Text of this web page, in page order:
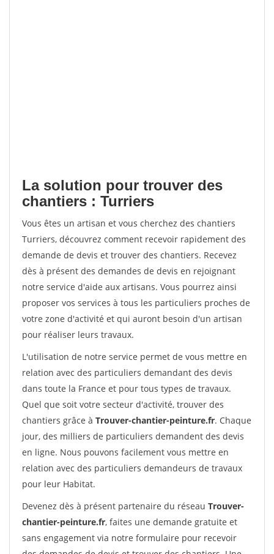
La solution pour trouver des
chantiers : Turriers
Vous êtes un artisan et vous cherchez des chantiers
Turriers, découvrez comment recevoir rapidement des
demande de devis et trouver des chantiers. Recevez
dès à présent des demandes de devis en rejoignant
notre service d'aide aux artisans. Vous pourrez ainsi
proposer vos services à tous les particuliers proches de
votre zone d'activité et qui auront besoin d'un artisan
pour réaliser leurs travaux.
L'utilisation de notre service permet de vous mettre en
relation avec des particuliers demandant des devis
dans toute la France et pour tous types de travaux.
Quel que soit votre secteur d'activité, trouver des
chantiers grâce à Trouver-chantier-peinture.fr. Chaque
jour, des milliers de particuliers demandent des devis
en ligne. Nous pouvons facilement vous mettre en
relation avec des particuliers demandeurs de travaux
pour leur Habitat.
Devenez dès à présent partenaire du réseau Trouver-
chantier-peinture.fr, faites une demande gratuite et
sans engagement via notre formulaire pour recevoir